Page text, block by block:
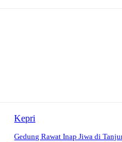
Kepri
Gedung Rawat Inap Jiwa di